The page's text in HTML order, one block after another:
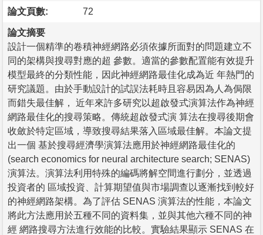
論文頁數: 72
論文摘要
設計一個精準的卷積神經網路必須依據所面對的問題建立不
同的架構與搜尋對應的超 參數。適當的參數配置能有效提升
模型最終的分類性能，因此神經網路最佳化成為近 年熱門的
研究議題。由於手動設計的試誤法耗時且容易因為人為侷限
而錯失最佳解， 近年來許多研究以超啟發式演算法作為神經
網路最佳化的搜尋策略。傳統超啟發式演 算法在搜尋後期會
收斂於特定區域，導致搜尋結果落入區域最佳解。本論文提
出一個 基於搜尋經濟學演算法應用於神經網路最佳化的
(search economics for neural architecture search; SENAS)
演算法。演算法利用特殊的編碼將解空間進行劃分，並透過
投資者的 區域投資、計算期望值與市場調查以逐漸找到較好
的神經網路架構。為了評估 SENAS 演算法的性能，本論文
將此方法應用於五種不同的資料集，並與其他六種不同的神
經 網路搜尋方法進行效能的比較。實驗結果顯示 SENAS 在